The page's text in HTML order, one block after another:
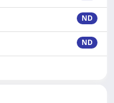
ND
ND